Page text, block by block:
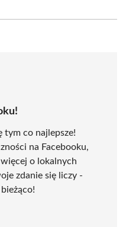
tym co najlepsze!
na Facebooku,
o lokalnych
zdanie się liczy -